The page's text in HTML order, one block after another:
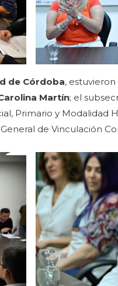
de Córdoba,
Martín; el
Primario y Modalidad
de Vinculación